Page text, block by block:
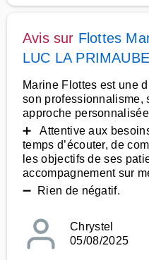
Avis sur Flottes
LUC LA PRIMAUBE
Marine Flottes est une
son professionnalisme,
approche
➕ Attentive aux
temps d’écouter, de
les objectifs de ses
accompagnement sur
➖ Rien de négatif.
Chrystel
05/08/2025